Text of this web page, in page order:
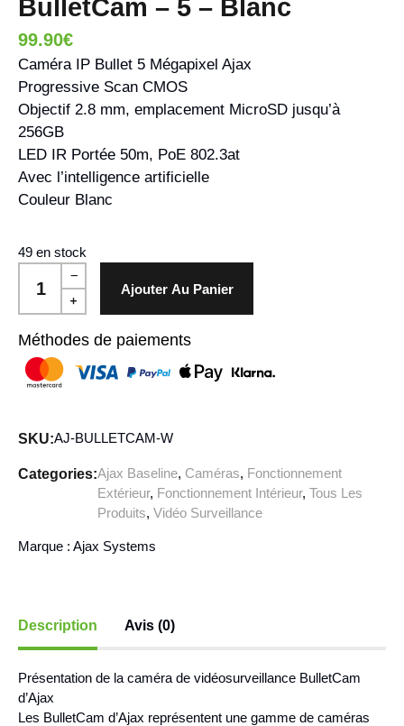
BulletCam – 5 – Blanc
99.90€
Caméra IP Bullet 5 Mégapixel Ajax
Progressive Scan CMOS
Objectif 2.8 mm, emplacement MicroSD jusqu’à
256GB
LED IR Portée 50m, PoE 802.3at
Avec l’intelligence artificielle
Couleur Blanc
49 en stock
Ajouter Au Panier
Méthodes de paiements
SKU:AJ-BULLETCAM-W
Categories:Ajax Baseline, Caméras, Fonctionnement
Extérieur, Fonctionnement Intérieur, Tous Les
Produits, Vidéo Surveillance
Marque : Ajax Systems
Description Avis (0)
Présentation de la caméra de vidéosurveillance BulletCam
d’Ajax
Les BulletCam d’Ajax représentent une gamme de caméras